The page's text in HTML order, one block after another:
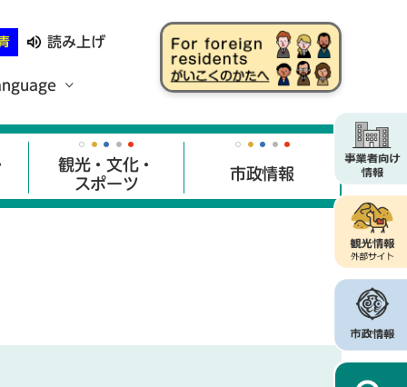
読み上げ
観光・文化・
スポーツ
市政情報